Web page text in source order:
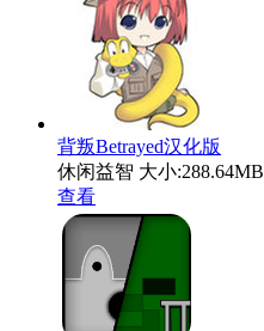
背叛Betrayed汉化版
休闲益智 大小:288.64MB
查看